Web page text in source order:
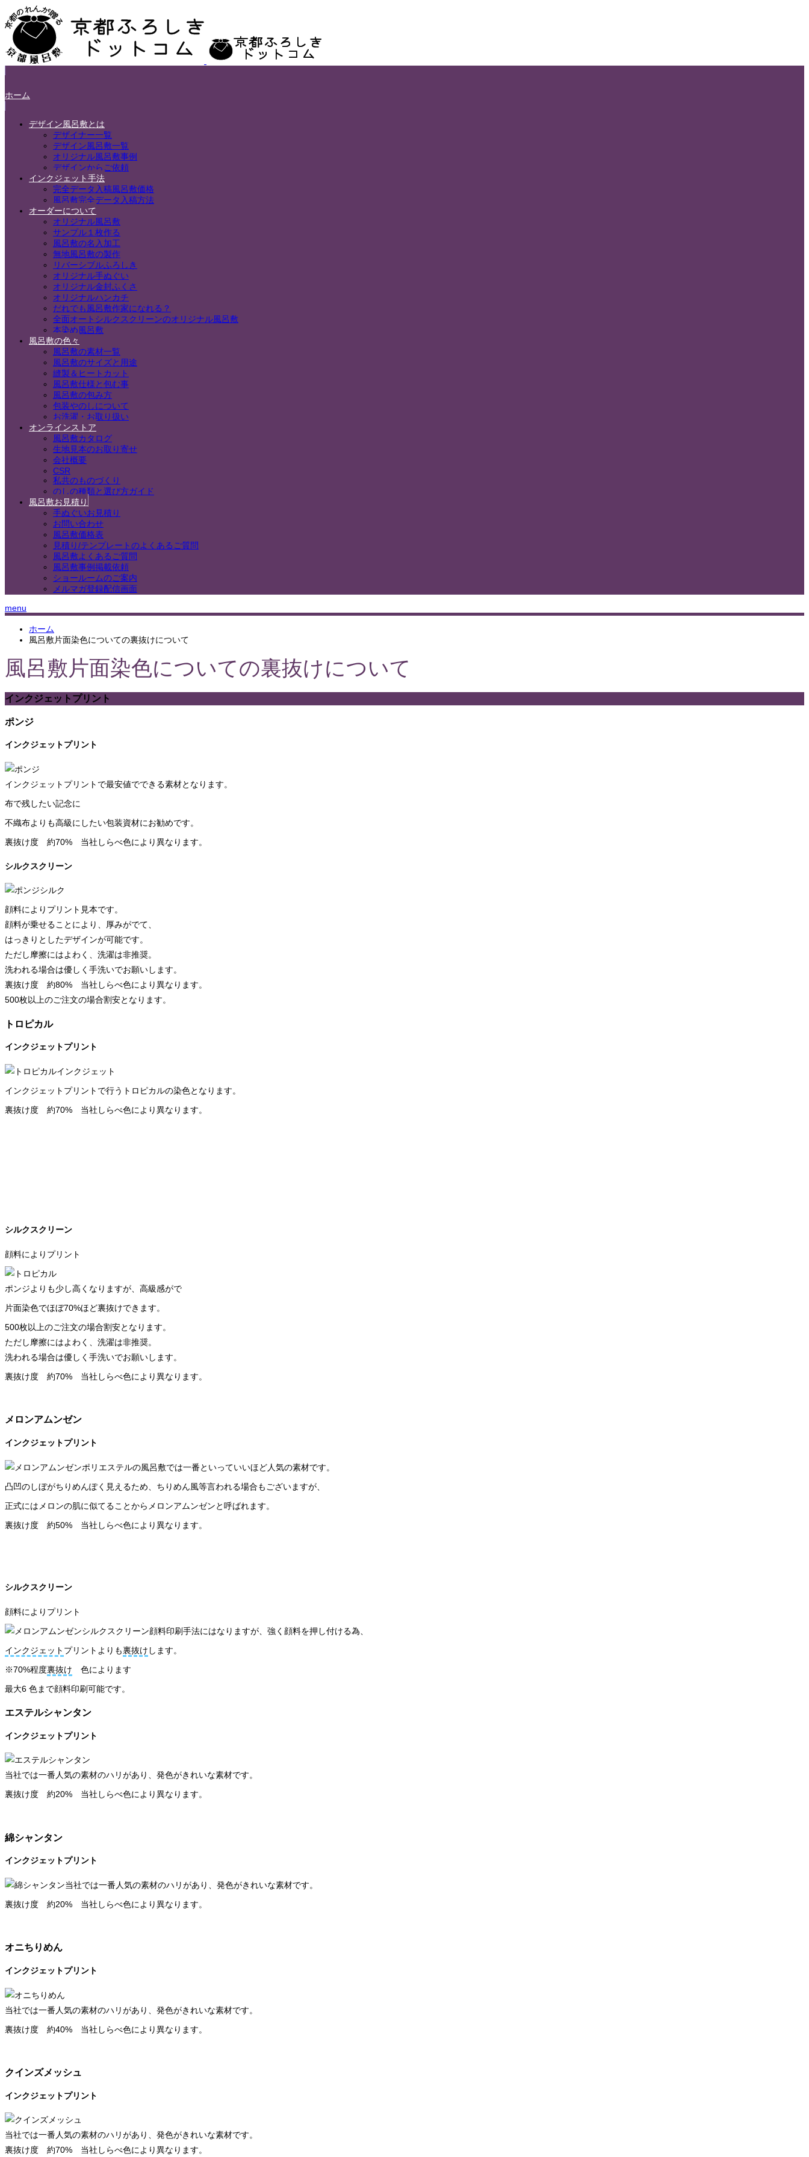
ホーム
デザイン風呂敷とは
デザイナー一覧
デザイン風呂敷一覧
オリジナル風呂敷事例
デザインからご依頼
インクジェット手法
完全データ入稿風呂敷価格
風呂敷完全データ入稿方法
オーダーについて
オリジナル風呂敷
サンプル１枚作る
風呂敷の名入加工
無地風呂敷の製作
リバーシブルふろしき
オリジナル手ぬぐい
オリジナル金封ふくさ
オリジナルハンカチ
だれでも風呂敷作家になれる？
全面オートシルクスクリーンのオリジナル風呂敷
本染め風呂敷
風呂敷の色々
風呂敷の素材一覧
風呂敷のサイズと用途
縫製＆ヒートカット
風呂敷仕様と包む事
風呂敷の包み方
包装やのしについて
お洗濯・お取り扱い
オンラインストア
風呂敷カタログ
生地見本のお取り寄せ
会社概要
CSR
私共のものづくり
のしの種類と選び方ガイド
風呂敷お見積り
手ぬぐいお見積り
お問い合わせ
風呂敷価格表
見積り/テンプレートのよくあるご質問
風呂敷よくあるご質問
風呂敷事例掲載依頼
ショールームのご案内
メルマガ登録配信画面
menu
ホーム
風呂敷片面染色についての裏抜けについて
風呂敷片面染色についての裏抜けについて
インクジェットプリント
ポンジ
インクジェットプリント
インクジェットプリントで最安値でできる素材となります。
布で残したい記念に
不織布よりも高級にしたい包装資材にお勧めです。
裏抜け度 約70% 当社しらべ色により異なります。
シルクスクリーン
顔料によりプリント見本です。
顔料が乗せることにより、厚みがでて、
はっきりとしたデザインが可能です。
ただし摩擦にはよわく、洗濯は非推奨。
洗われる場合は優しく手洗いでお願いします。
裏抜け度 約80% 当社しらべ色により異なります。
500枚以上のご注文の場合割安となります。
トロピカル
インクジェットプリント
インクジェットプリントで行うトロピカルの染色となります。
裏抜け度 約70% 当社しらべ色により異なります。
シルクスクリーン
顔料によりプリント
ポンジよりも少し高くなりますが、高級感がで
片面染色でほぼ70%ほど裏抜けできます。
500枚以上のご注文の場合割安となります。
ただし摩擦にはよわく、洗濯は非推奨。
洗われる場合は優しく手洗いでお願いします。
裏抜け度 約70% 当社しらべ色により異なります。
メロンアムンゼン
インクジェットプリント
ポリエステルの風呂敷では一番といっていいほど人気の素材です。
凸凹のしぼがちりめんぽく見えるため、ちりめん風等言われる場合もございますが、
正式にはメロンの肌に似てることからメロンアムンゼンと呼ばれます。
裏抜け度 約50% 当社しらべ色により異なります。
シルクスクリーン
顔料によりプリント
顔料印刷手法にはなりますが、強く顔料を押し付ける為、
インクジェット プリントよりも裏抜け します。
※70%程度裏抜け 色によります
最大6 色まで顔料印刷可能です。
エステルシャンタン
インクジェットプリント
当社では一番人気の素材のハリがあり、発色がきれいな素材です。
裏抜け度 約20% 当社しらべ色により異なります。
綿シャンタン
インクジェットプリント
当社では一番人気の素材のハリがあり、発色がきれいな素材です。
裏抜け度 約20% 当社しらべ色により異なります。
オニちりめん
インクジェットプリント
当社では一番人気の素材のハリがあり、発色がきれいな素材です。
裏抜け度 約40% 当社しらべ色により異なります。
クインズメッシュ
インクジェットプリント
当社では一番人気の素材のハリがあり、発色がきれいな素材です。
裏抜け度 約70% 当社しらべ色により異なります。